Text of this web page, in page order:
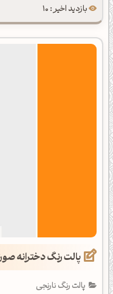
بازدید اخیر : 10
پالت رنگ دخترانه
پالت رنگ نارنجی